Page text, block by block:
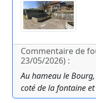
Commentaire de
23/05/2026) :
Au hameau le
coté de la fontaine